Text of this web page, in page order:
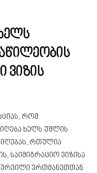
ვიზის
რომ
ხელს უშლის
რთულია
საიმიგრაციო ვიზისა
ერთმანეთთან